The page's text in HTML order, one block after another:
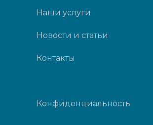
Наши услуги
Новости и статьи
Контакты
Конфиденциальность